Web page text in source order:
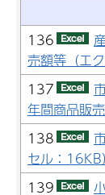
136
売額等（エ
137
年間商品販
138
セル：16KB）
139